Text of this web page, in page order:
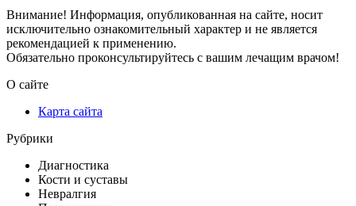
Внимание! Информация, опубликованная на сайте, носит
исключительно ознакомительный характер и не является
рекомендацией к применению.
Обязательно проконсультируйтесь с вашим лечащим врачом!
О сайте
Карта сайта
Рубрики
Диагностика
Кости и суставы
Невралгия